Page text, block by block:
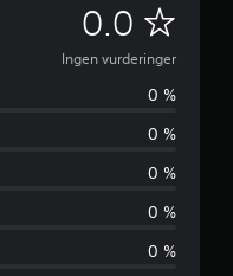
0.0
n
g
e
n
v
Ingen vurderinger
0 %
0 %
0 %
0 %
0 %